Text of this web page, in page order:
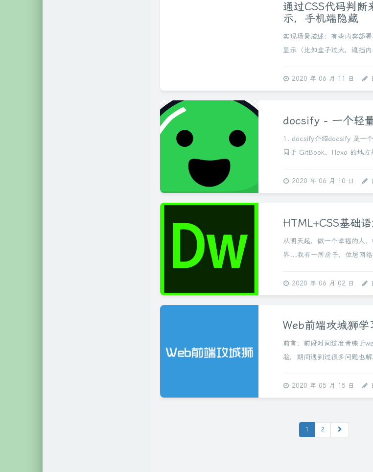
通过CSS代码判断
示，手机端隐藏
实现场景描述：有些内容部
显示（比如盒子过大，遮挡
隐藏。实现方法：CSS控制判
2020 年 06 月 11 日
docsify - 一个轻
1. docsify介绍docsify 是一
同于 GitBook、Hexo 的地
2020 年 06 月 10 日
HTML+CSS基础
从明天起，做一个幸福的人
界...我有一所房子，位居网
HTML设计网页...
2020 年 06 月 02 日
Web前端攻城狮学
前言：前段时间过度青睐于
验，期间遇到过很多问题也
无意间在学习强国网站学习一
2020 年 05 月 15 日
1 2